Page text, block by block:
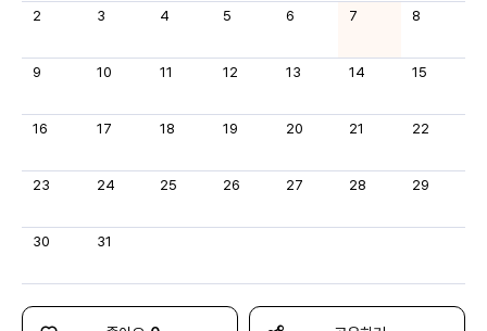
2 3 4 5 6 7 8
9 10 11 12 13 14 15
16 17 18 19 20 21 22
23 24 25 26 27 28 29
30 31